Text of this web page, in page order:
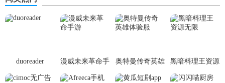
duoreader
漫威未来革命手
奥特曼传奇英雄
体验服
黑暗料理王资源
无限